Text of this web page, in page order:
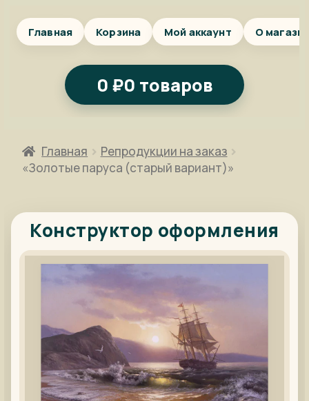
Главная Корзина Мой аккаунт О
0 ₽0 товаров
Главная
Репродукции на заказ
«Золотые паруса (старый вариант)»
Конструктор оформления